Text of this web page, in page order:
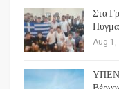
Στα
Aug 1,
ΥΠΕΝ: